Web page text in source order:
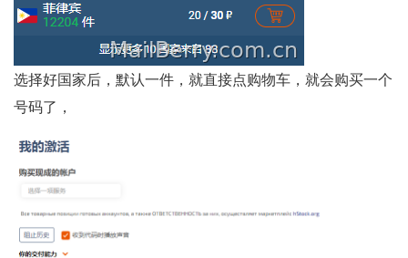
选择好国家后，默认一件，就直接点购物车，就会购买一个
号码了，